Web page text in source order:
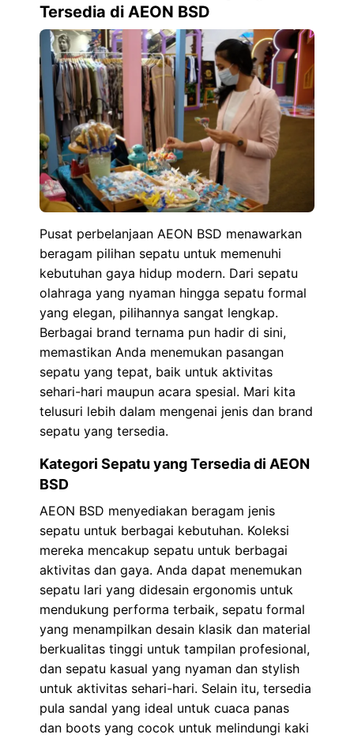
Tersedia di AEON BSD
Pusat perbelanjaan AEON BSD menawarkan
beragam pilihan sepatu untuk memenuhi
kebutuhan gaya hidup modern. Dari sepatu
olahraga yang nyaman hingga sepatu formal
yang elegan, pilihannya sangat lengkap.
Berbagai brand ternama pun hadir di sini,
memastikan Anda menemukan pasangan
sepatu yang tepat, baik untuk aktivitas
sehari-hari maupun acara spesial. Mari kita
telusuri lebih dalam mengenai jenis dan brand
sepatu yang tersedia.
Kategori Sepatu yang Tersedia di AEON
BSD
AEON BSD menyediakan beragam jenis
sepatu untuk berbagai kebutuhan. Koleksi
mereka mencakup sepatu untuk berbagai
aktivitas dan gaya. Anda dapat menemukan
sepatu lari yang didesain ergonomis untuk
mendukung performa terbaik, sepatu formal
yang menampilkan desain klasik dan material
berkualitas tinggi untuk tampilan profesional,
dan sepatu kasual yang nyaman dan stylish
untuk aktivitas sehari-hari. Selain itu, tersedia
pula sandal yang ideal untuk cuaca panas
dan boots yang cocok untuk melindungi kaki